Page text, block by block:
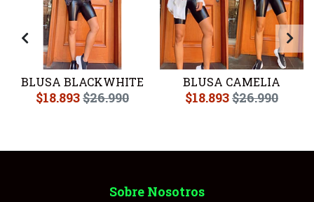
BLUSA BLACKWHITE
$18.893$26.990
BLUSA CAMELIA
$18.893$26.990
Sobre Nosotros